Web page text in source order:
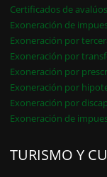
Certificados de avalúos
Exoneración de
Exoneración por
Exoneración por
Exoneración por
Exoneración por
Exoneración por
Exoneración de
TURISMO Y